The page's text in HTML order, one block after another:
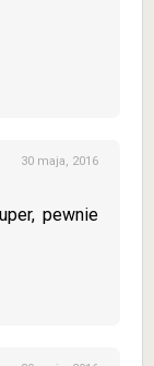
30 maja, 2016
pewnie